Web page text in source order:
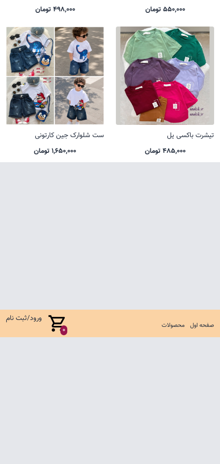
صفحه اول محصولات 0
ورود/ثبت نام
550,000 تومان
498,000 تومان
تیشرت باکسی یل
485,000 تومان
ست شلوارک جین کارتونی
1,650,000 تومان